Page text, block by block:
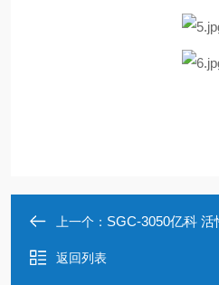
上一个： SGC-3050亿科 活性炭
返回列表